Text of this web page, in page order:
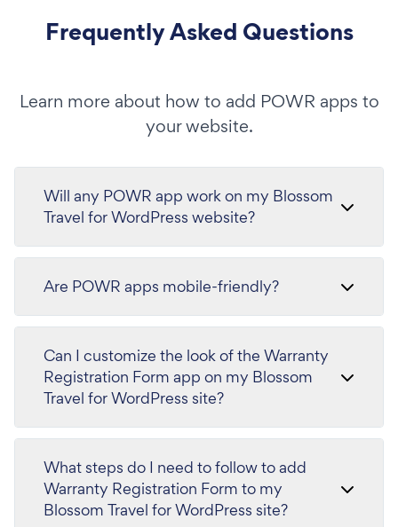
Frequently Asked Questions
Learn more about how to add POWR apps to
your website.
Will any POWR app work on my Blossom
Travel for WordPress website?
Are POWR apps mobile-friendly?
Can I customize the look of the Warranty
Registration Form app on my Blossom
Travel for WordPress site?
What steps do I need to follow to add
Warranty Registration Form to my
Blossom Travel for WordPress site?